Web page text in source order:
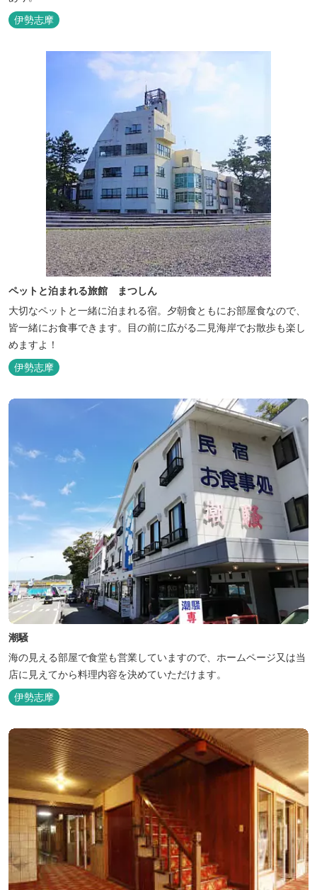
伊勢志摩
ペットと泊まれる旅館 まつしん
大切なペットと一緒に泊まれる宿。夕朝食ともにお部屋食なので、
皆一緒にお食事できます。目の前に広がる二見海岸でお散歩も楽し
めますよ！
伊勢志摩
潮騒
海の見える部屋で食堂も営業していますので、ホームページ又は当
店に見えてから料理内容を決めていただけます。
伊勢志摩